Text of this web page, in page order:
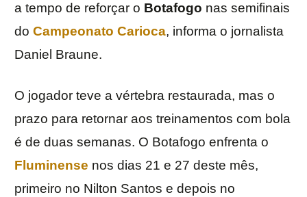
a tempo de reforçar o Botafogo nas semifinais
do Campeonato Carioca, informa o jornalista
Daniel Braune.
O jogador teve a vértebra restaurada, mas o
prazo para retornar aos treinamentos com bola
é de duas semanas. O Botafogo enfrenta o
Fluminense nos dias 21 e 27 deste mês,
primeiro no Nilton Santos e depois no